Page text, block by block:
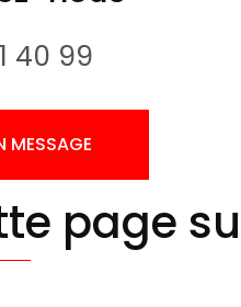
40 99
MESSAGE
page